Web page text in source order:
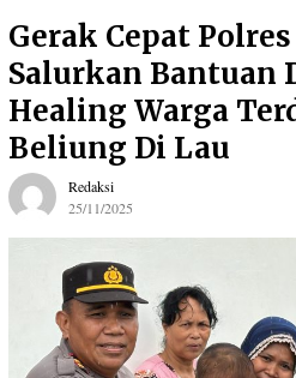
Gerak Cepat
Salurkan Bantuan
Healing Warga
Beliung Di Lau
Redaksi
25/11/2025